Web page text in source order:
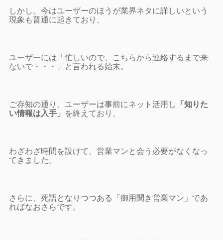
しかし、今はユーザーのほうが業界ネタに詳しいという
現象も普通に起きており、
ユーザーには「忙しいので、こちらから連絡するまで来
ないで・・・」と言われる始末。
ご存知の通り、ユーザーは事前にネット活用し
「知りた
い情報は入手」 を終えており、
わざわざ時間を設けて、営業マンと会う必要がなくなっ
てきました。
さらに、死語となりつつある「御用聞き営業マン」であ
ればなおさらです。